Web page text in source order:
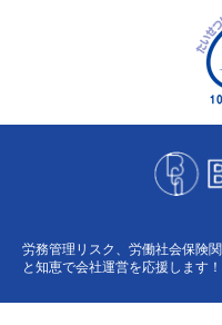
労務管理リスク、労働社会保険
と知恵で会社運営を応援します！